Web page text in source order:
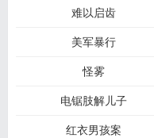
难以启齿
美军暴行
怪雾
电锯肢解儿子
红衣男孩案